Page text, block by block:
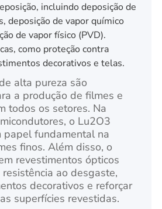
incluindo deposição de
deposição de vapor químico
de vapor físico (PVD).
como proteção contra
decorativos e telas.
alta pureza são
a produção de filmes e
todos os setores. Na
o Lu2O3
papel fundamental na
finos. Além disso, o
revestimentos ópticos
ao desgaste,
decorativos e reforçar
superfícies revestidas.